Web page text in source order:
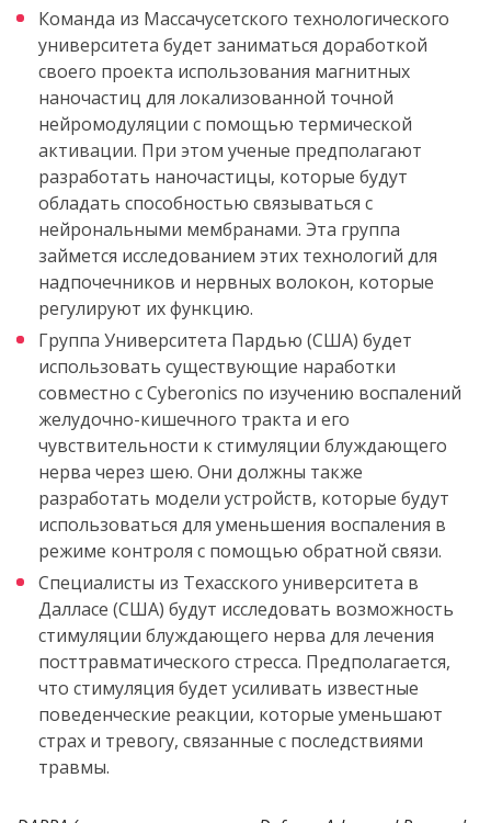
Команда из Массачусетского технологического
университета будет заниматься доработкой
своего проекта использования магнитных
наночастиц для локализованной точной
нейромодуляции с помощью термической
активации. При этом ученые предполагают
разработать наночастицы, которые будут
обладать способностью связываться с
нейрональными мембранами. Эта группа
займется исследованием этих технологий для
надпочечников и нервных волокон, которые
регулируют их функцию.
Группа Университета Пардью (США) будет
использовать существующие наработки
совместно с Cyberonics по изучению воспалений
желудочно-кишечного тракта и его
чувствительности к стимуляции блуждающего
нерва через шею. Они должны также
разработать модели устройств, которые будут
использоваться для уменьшения воспаления в
режиме контроля с помощью обратной связи.
Специалисты из Техасского университета в
Далласе (США) будут исследовать возможность
стимуляции блуждающего нерва для лечения
посттравматического стресса. Предполагается,
что стимуляция будет усиливать известные
поведенческие реакции, которые уменьшают
страх и тревогу, связанные с последствиями
травмы.